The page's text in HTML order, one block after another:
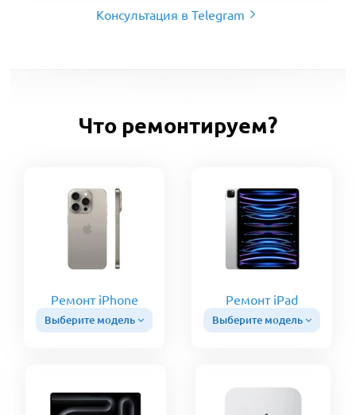
Консультация в Telegram
Что ремонтируем?
Ремонт iPhone
Выберите модель
Ремонт iPad
Выберите модель